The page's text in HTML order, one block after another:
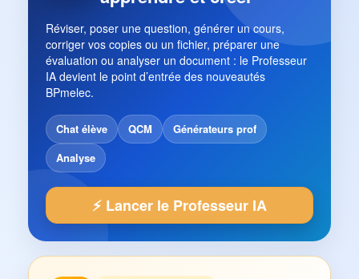
Réviser, poser une question, générer un cours,
corriger vos copies ou un fichier, préparer une
évaluation ou analyser un document : le Professeur
IA devient le point d’entrée des nouveautés
BPmelec.
Chat élève QCM
Générateurs prof
Analyse
⚡ Lancer le Professeur IA